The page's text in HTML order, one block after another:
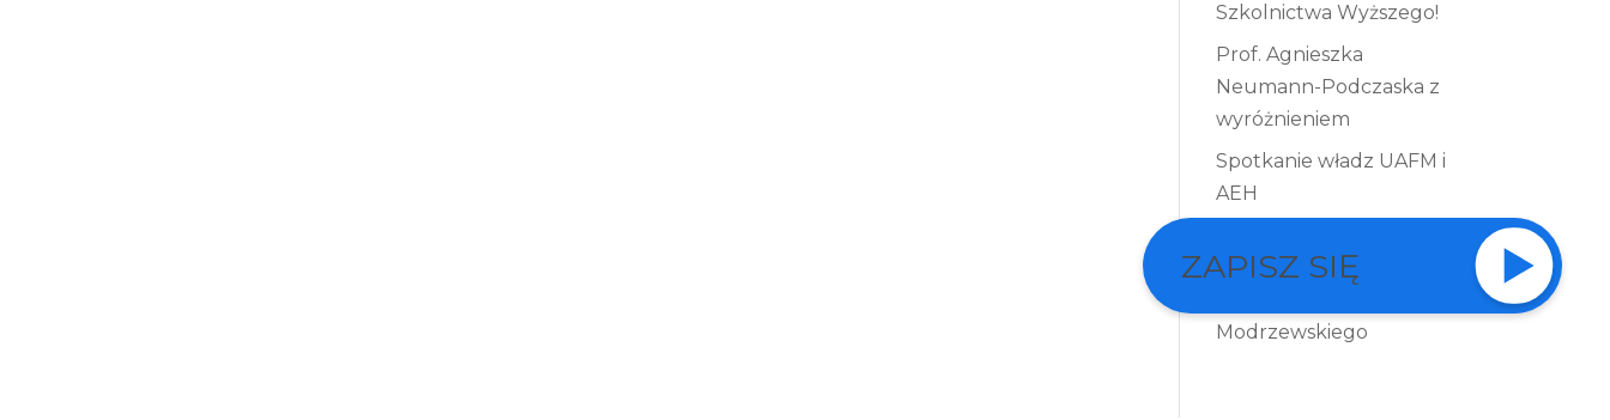
ZAPISZ SIĘ
Szkolnictwa Wyższego!
Prof. Agnieszka
Neumann-Podczaska z
wyróżnieniem
Spotkanie władz UAFM i
AEH
z Uniwersytetem
Modrzewskiego